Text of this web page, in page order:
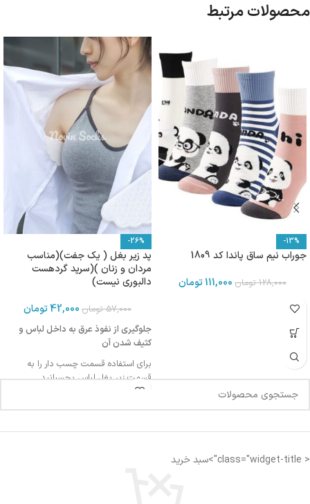
محصولات مرتبط
-13%
جوراب نیم ساق پاندا کد 1809
128,000 تومان 111,000تومان
-26%
پد زیر بغل ( یک جفت)(مناسب
مردان و زنان )(سرپد گردهست
دالبوری نیست)
57,000 تومان 42,000تومان
جلوگیری از نفوذ عرق به داخل لباس و
کثیف شدن آن
برای استفاده قسمت چسب دار را به
قسمت زیر بغل لباس بچسبانید
مشاهده کنید
< class="widget-title">سبد خرید